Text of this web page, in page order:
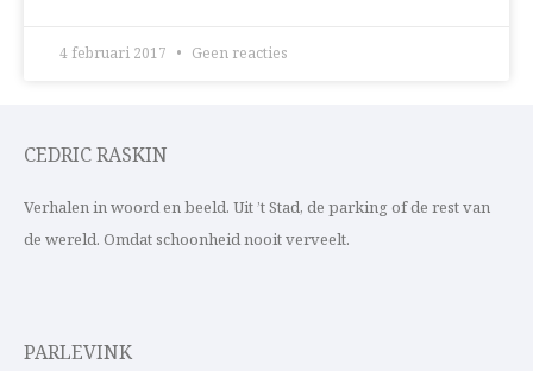
4 februari 2017 Geen reacties
CEDRIC RASKIN
Verhalen in woord en beeld. Uit ’t Stad, de parking of de rest van
de wereld. Omdat schoonheid nooit verveelt.
PARLEVINK